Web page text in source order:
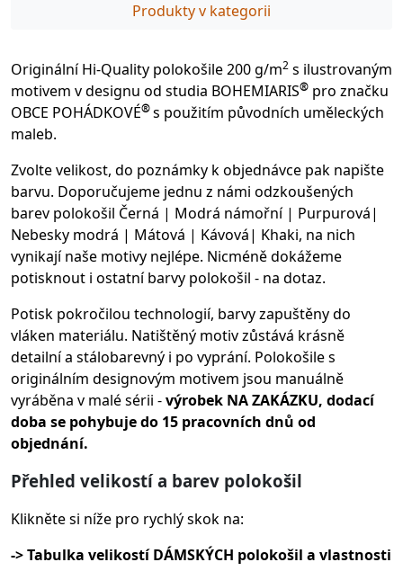
Produkty v kategorii
Originální Hi-Quality polokošile 200 g/m2 s ilustrovaným
motivem v designu od studia BOHEMIARIS® pro značku
OBCE POHÁDKOVÉ®s použitím původních uměleckých
maleb.
Zvolte velikost, do poznámky k objednávce pak napište
barvu. Doporučujeme jednu z námi odzkoušených
barev polokošil Černá | Modrá námořní | Purpurová|
Nebesky modrá | Mátová | Kávová| Khaki, na nich
vynikají naše motivy nejlépe. Nicméně dokážeme
potisknout i ostatní barvy polokošil - na dotaz.
Potisk pokročilou technologií, barvy zapuštěny do
vláken materiálu. Natištěný motiv zůstává krásně
detailní a stálobarevný i po vyprání. Polokošile s
originálním designovým motivem jsou manuálně
vyráběna v malé sérii -výrobek NA ZAKÁZKU, dodací
doba se pohybuje do 15 pracovních dnů od
objednání.
Přehled velikostí a barev polokošil
Klikněte si níže pro rychlý skok na:
-> Tabulka velikostí DÁMSKÝCH polokošil a vlastnosti